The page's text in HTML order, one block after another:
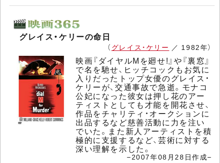
グレイス・ケリーの命日
（ グレイス・ケリー ／ 1982年）
映画『ダイヤルMを廻せ!』や『裏窓』
で名を馳せ、ヒッチコックもお気に
入りだったトップ女優のグレイス・
ケリーが、交通事故で急逝。モナコ
公妃になった彼女は押し花のアー
ティストとしても才能を開花させ、
作品をチャリティ・オークションに
出品するなど慈善活動に力を注い
でいた。また新人アーティストを積
極的に支援するなど、芸術に対する
深い理解を示した。
−2007年08月28日作成−